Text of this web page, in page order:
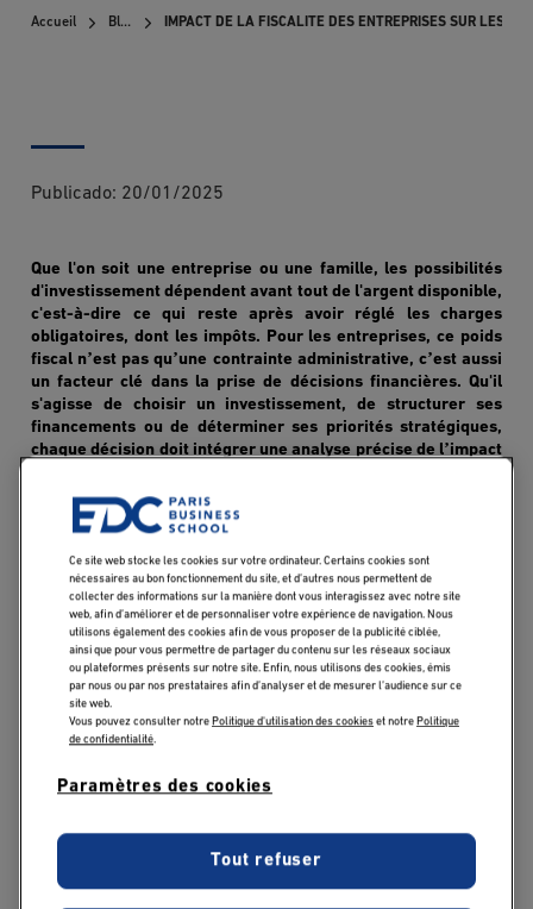
Accueil Blog IMPACT DE LA FISCALITE DES ENTREPRISES SUR LES
Publicado: 20/01/2025
Que l'on soit une entreprise ou une famille, les possibilités
d'investissement dépendent avant tout de l'argent disponible,
c'est-à-dire ce qui reste après avoir réglé les charges
obligatoires, dont les impôts. Pour les entreprises, ce poids
fiscal n’est pas qu’une contrainte administrative, c’est aussi
un facteur clé dans la prise de décisions financières. Qu'il
s'agisse de choisir un investissement, de structurer ses
financements ou de déterminer ses priorités stratégiques,
chaque décision doit intégrer une analyse précise de l’impact
fiscalité influence les décisions financi
Découvrez notre Master Finance d'Entreprise
LA FISCALITÉ : UN
LEVIER MAJEUR DANS
LA GESTION DES
ENTREPRISES
une obligation à laquelle aucune entreprise n’échappe.
Pourtant, elle joue un rôle bien plus complexe. En réalité
la fiscalité influence profondément lesdécisions
Ce site web stocke les cookies sur votre ordinateur. Certains cookies sont
nécessaires au bon fonctionnement du site, et d’autres nous permettent de
collecter des informations sur la manière dont vous interagissez avec notre site
web, afin d’améliorer et de personnaliser votre expérience de navigation. Nous
utilisons également des cookies afin de vous proposer de la publicité ciblée,
ainsi que pour vous permettre de partager du contenu sur les réseaux sociaux
ou plateformes présents sur notre site. Enfin, nous utilisons des cookies, émis
par nous ou par nos prestataires afin d’analyser et de mesurer l’audience sur ce
site web.
Vous pouvez consulter notre Politique d'utilisation des cookieset notre Politique
de confidentialité.
Paramètres des cookies
Tout refuser